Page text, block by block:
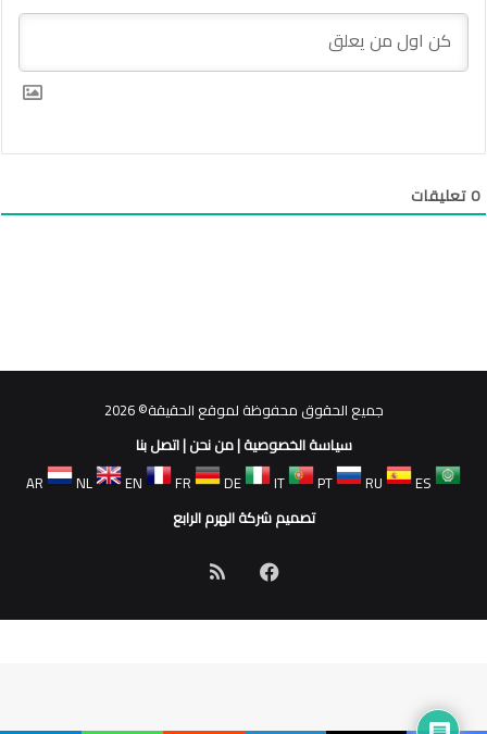
0تعليقات
جميع الحقوق محفوظة لموقع الحقيقة© 2026
سياسة الخصوصية|من نحن|اتصل بنا
AR
NL EN FR DE IT PT RU
ES
تصميم شركة الهرم الرابع
فيسبوكملخص
الموقع